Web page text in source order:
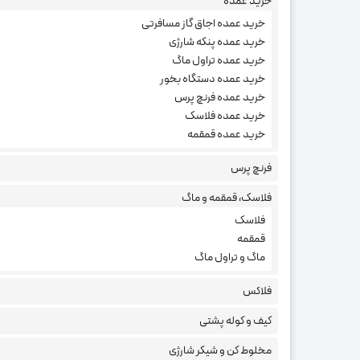
تراول ماگ پاستیلی قفلی کافی
با شروع شدن فصل پاییز و سرد شدن هوا و باز شدن
ماگ برای استفاده در اتومبیل و هنگام مسافرت و
باکیفیت و جذاب هستین،
برای کسب اطلاعات بیشتر در رابطه با تراول ماگ ها
مراجعه کنید.
خرید عمده اجاق گاز مسافرتی
خرید عمده پنکه شارژی
خرید عمده تراول ماگ
خرید عمده دستگاه بخور
خرید عمده فرنچ پرس
خرید عمده فلاسک
خرید عمده قمقمه
فرنچ پرس
فلاسک، قمقمه و ماگ
فلاسک
قمقمه
ماگ و تراول ماگ
فلاکس
کیف و کوله پشتی
مخلوط کن و شیکر شارژی